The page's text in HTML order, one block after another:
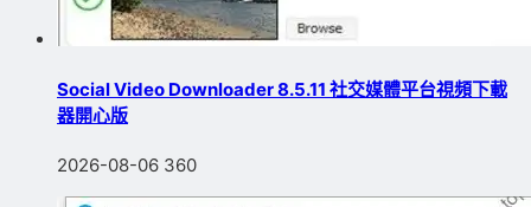
Social Video Downloader 8.5.11 社交媒體平台視頻下載
器開心版
2026-08-06 360